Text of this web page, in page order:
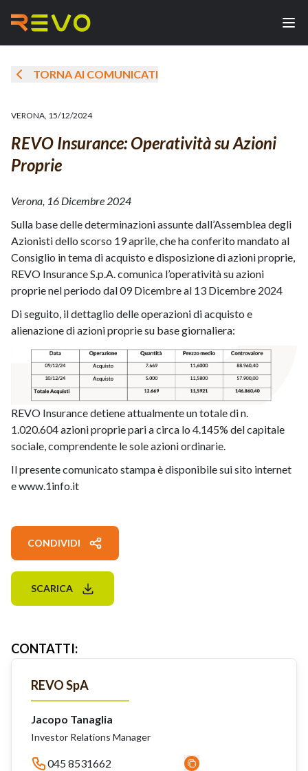
TORNA AI COMUNICATI
VERONA, 15/12/2024
REVO Insurance: Operatività su Azioni
Proprie
Verona, 16 Dicembre 2024
Sulla base delle determinazioni assunte dall’Assemblea degli
Azionisti dello scorso 19 aprile, che ha conferito mandato al
Consiglio in tema di acquisto e disposizione di azioni proprie,
REVO Insurance S.p.A. comunica l’operatività su azioni
proprie nel periodo dal 09 Dicembre al 13 Dicembre 2024
Di seguito, il dettaglio delle operazioni di acquisto e
alienazione di azioni proprie su base giornaliera:
REVO Insurance detiene attualmente un totale di n.
1.020.604 azioni proprie pari a circa lo 4.145% del capitale
sociale, comprendente le sole azioni ordinarie.
Il presente comunicato stampa è disponibile sui sito internet
e www.1info.it
CONDIVIDI
SCARICA
CONTATTI:
REVO SpA
Jacopo Tanaglia
Investor Relations Manager
045 8531662